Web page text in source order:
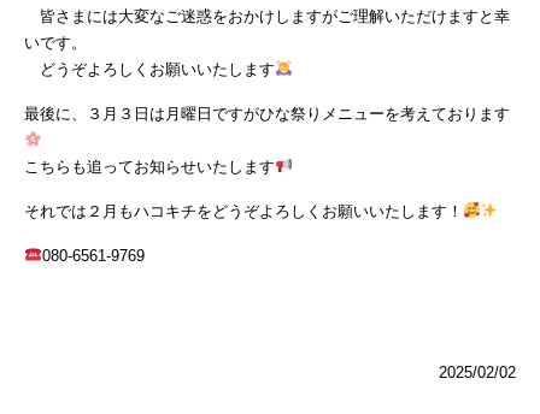
皆さまには大変なご迷惑をおかけしますがご理解いただけますと幸
いです。
どうぞよろしくお願いいたします
最後に、３月３日は月曜日ですがひな祭りメニューを考えております
こちらも追ってお知らせいたします
それでは２月もハコキチをどうぞよろしくお願いいたします！
080-6561-9769
2025/02/02